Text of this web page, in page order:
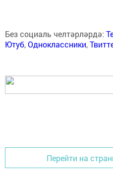
Без социаль челтәрләрдә:
Ютуб,Одноклассники,
Перейти на